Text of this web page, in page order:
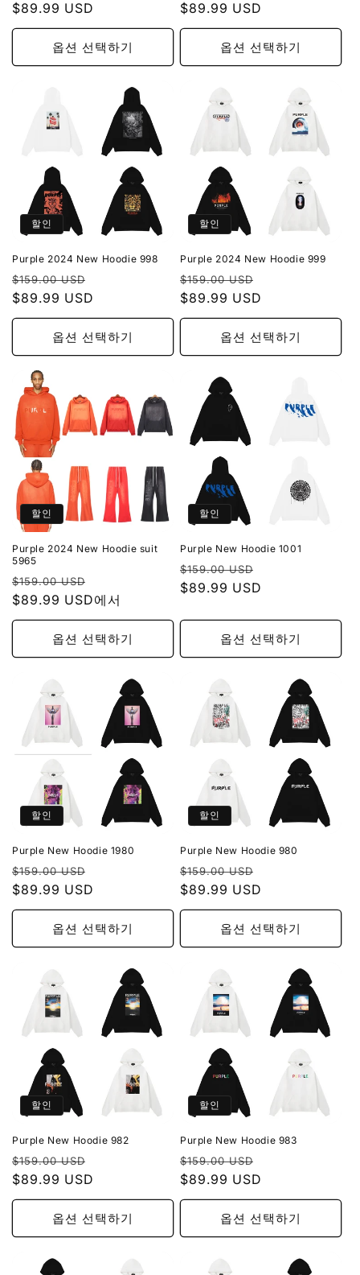
가
가
$89.99 USD
옵션 선택하기
가
가
$89.99 USD
옵션 선택하기
할인
Purple 2024 New Hoodie 998
정
가
$159.00 USD
가
$89.99 USD
옵션 선택하기
할인
Purple 2024 New Hoodie 999
정
가
$159.00 USD
가
$89.99 USD
옵션 선택하기
할인
Purple 2024 New Hoodie suit
5965
정
가
$159.00 USD
인
가
$89.99 USD에서
옵션 선택하기
할인
Purple New Hoodie 1001
정
가
$159.00 USD
$89.99 USD
옵션 선택하기
할인
Purple New Hoodie 1980
정
가
$159.00 USD
가
$89.99 USD
옵션 선택하기
할인
Purple New Hoodie 980
정
가
$159.00 USD
가
$89.99 USD
옵션 선택하기
할인
Purple New Hoodie 982
정
가
$159.00 USD
가
$89.99 USD
옵션 선택하기
할인
Purple New Hoodie 983
정
가
$159.00 USD
가
$89.99 USD
옵션 선택하기